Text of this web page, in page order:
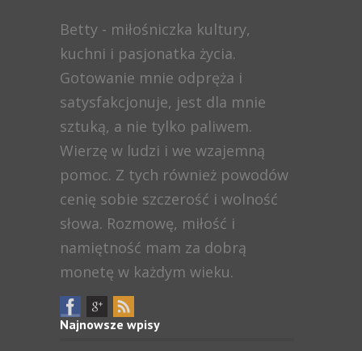
Betty - miłośniczka kultury,
kuchni i pasjonatka życia.
Gotowanie mnie odpręża i
satysfakcjonuje, jest dla mnie
sztuką, a nie tylko paliwem.
Wierzę w ludzi i we wzajemną
pomoc. Z tych również powodów
cenię sobie szczerość i wolność
słowa. Rozmowę, miłość i
namiętność mam za dobrą
monetę w każdym wieku.
Najnowsze wpisy